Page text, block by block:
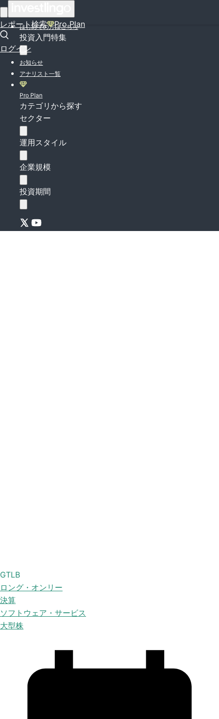
レポート検索 Pro Plan
ログイン
はじめての方はこちら
投資入門特集
お知らせ
アナリスト一覧
Pro Plan
カテゴリから探す
セクター
運用スタイル
企業規模
投資期間
GTLB
ロング・オンリー
決算
ソフトウェア・サービス
大型株